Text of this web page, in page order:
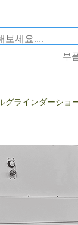
부
ラインダーショ